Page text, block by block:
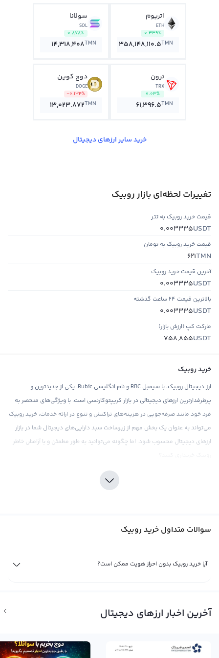
اتریوم
ETH
0.339%
358,148,110.5TMN
سولانا
SOL
0.878%
14,318,408TMN
ترون
TRX
0.03%
61,396.5TMN
دوج کوین
DOGE
-0.134%
13,023.872TMN
خرید سایر ارزهای دیجیتال
تغییرات لحظه‌ای بازار روبیک
قیمت خرید روبیک به تتر
USDT
0.003335
قیمت خرید روبیک به تومان
TMN
621
آخرین قیمت خرید روبیک
USDT
0.003335
بالاترین قیمت ۲۴ ساعت گذشته
USDT
0.003335
مارکت کپ (ارزش بازار)
USDT
758,855
خرید روبیک
ارز دیجیتال روبیک، با سیمبل RBC و نام انگلیسی Rubic، یکی از جدیدترین و
پرطرفدارترین ارزهای دیجیتالی در بازار کریپتوکارنسی است. با ویژگی‌های منحصر به
فرد خود مانند صرفه‌جویی در هزینه‌های تراکنش و تنوع در ارائه خدمات، خرید روبیک
می‌تواند به عنوان یک بخش مهم از زیرساخت سبد دارایی‌های دیجیتال شما در بازار
ارزهای دیجیتال محسوب شود. اما چگونه می‌توانید به طور مطمئن و با آرامش خاطر
استراتژی خرید روبیک، نیازمند دقت و تحقیقات کافی در بازار ارزهای دیجیتال است. بد
نیست ابتدا با مزایا و معایب روبیک آشنا شوید و در ادامه با راه‌های سرمایه‌گذاری در
قیمت‌های ارائه شده در صرافی‌های مختلف را مقایسه کنید. همچنین به نوسانات
RBC و نام انگلیسی Rubic، به سرعت در حال جذب توجه کاربران است. این ارز دیجیتال
برای فروش روبیک، ابتدا بهتر است از اخبار و نمودارهای قیمت استفاده کنید تا زمان
سوالات متداول خرید روبیک
آیا خرید روبیک بدون احراز هویت ممکن است؟
آخرین اخبار ارزهای دیجیتال